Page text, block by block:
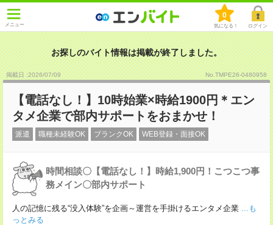
メニュー
0
気になる！ ログイン
お探しのバイト情報は掲載が終了しました。
掲載日 :2026/07/09 No.TMPE26-0480958
【電話なし！】10時始業×時給1900円＊エン
タメ企業で部内サポートをおまかせ！
派遣 職種未経験OK ブランクOK WEB登録・面接OK
時間相談〇【電話なし！】時給1,900円！こつこつ事
務メイン〇部内サポート
人の記憶に残る“没入体験”を企画～運営を手掛けるエンタメ企業 ...も
っとみる